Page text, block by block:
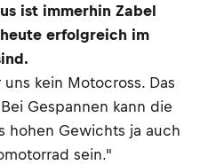
ist immerhin Zabel
erfolgreich im
kein Motocross. Das
Gespannen kann die
hohen Gewichts ja auch
sein."